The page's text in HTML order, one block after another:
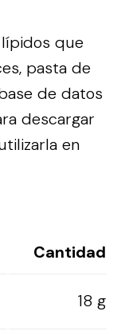
que
pasta de
de datos
descargar
en
Cantidad
18 g